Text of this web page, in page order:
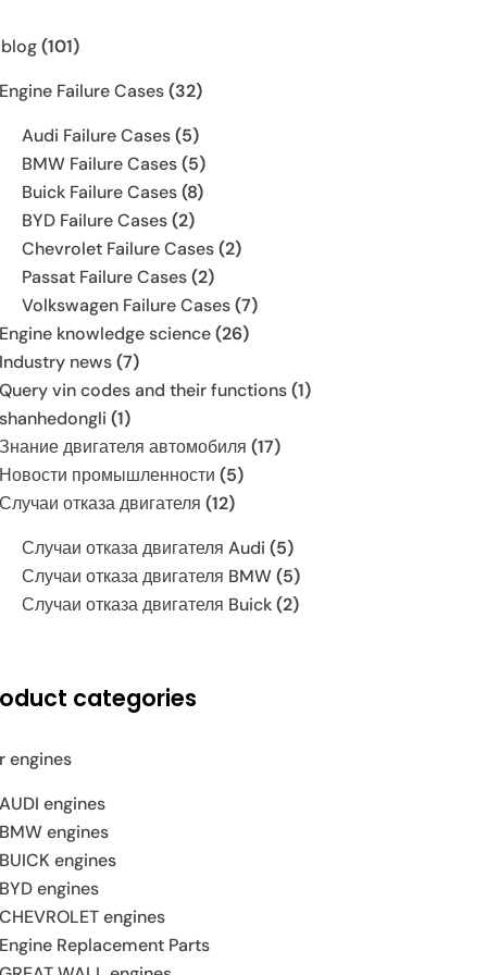
(101)
Engine Failure Cases(32)
Audi Failure Cases(5)
BMW Failure Cases(5)
Buick Failure Cases(8)
BYD Failure Cases(2)
Chevrolet Failure Cases(2)
Passat Failure Cases(2)
Volkswagen Failure Cases(7)
Engine knowledge science(26)
Industry news(7)
Query vin codes and their functions(1)
shanhedongli (1)
Знание двигателя автомобиля (17)
Новости промышленности (5)
Случаи отказа двигателя (12)
Случаи отказа двигателя Audi (5)
Случаи отказа двигателя BMW(5)
Случаи отказа двигателя Buick(2)
categories
engines
AUDI engines
BMW engines
BUICK engines
BYD engines
CHEVROLET engines
Engine Replacement Parts